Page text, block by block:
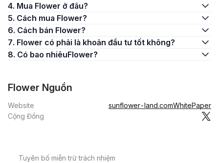
4. Mua Flower ở đâu?
5. Cách mua Flower?
6. Cách bán Flower?
7. Flower có phải là khoản đầu tư tốt không?
8. Có bao nhiêuFlower?
Flower Nguồn
Website sunflower-land.comWhitePaper
Cộng Đồng
Tuyên bố miễn trừ trách nhiệm